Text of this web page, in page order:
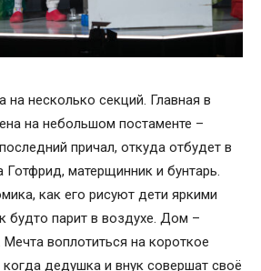
на несколько секций. Главная в
на небольшом постаменте –
причал, откуда отбудет в
матерщинник и бунтарь.
как его рисуют дети яркими
будто парит в воздухе. Дом –
воплотиться на короткое
когда дедушка и внук совершат своё